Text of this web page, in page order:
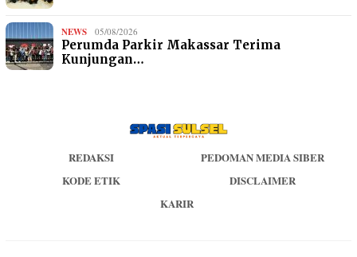
NEWS 05/08/2026
Perumda Parkir Makassar Terima
Kunjungan…
REDAKSI
PEDOMAN MEDIA SIBER
KODE ETIK
DISCLAIMER
KARIR